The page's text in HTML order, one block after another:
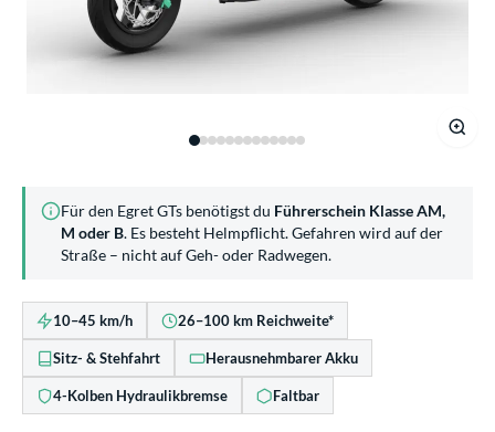
Für den Egret GTs benötigst du Führerschein Klasse AM,
M oder B. Es besteht Helmpflicht. Gefahren wird auf der
Straße – nicht auf Geh- oder Radwegen.
10–45 km/h 26–100 km Reichweite*
Sitz- & Stehfahrt Herausnehmbarer Akku
4-Kolben Hydraulikbremse Faltbar